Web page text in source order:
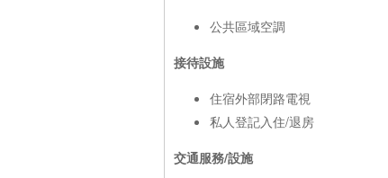
公共區域空調
接待設施
住宿外部閉路電視
私人登記入住/退房
交通服務/設施